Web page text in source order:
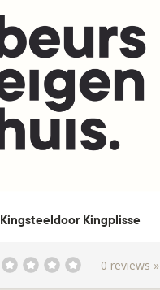
Kingsteeldoor Kingplisse
0 reviews »